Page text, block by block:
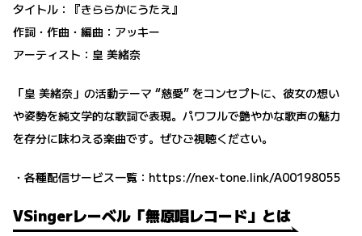
タイトル：『きららかにうたえ』
作詞・作曲・編曲：アッキー
アーティスト：皇 美緒奈
「皇 美緒奈」の活動テーマ “慈愛” をコンセプトに、彼女の想い
や姿勢を純文学的な歌詞で表現。パワフルで艶やかな歌声の魅力
を存分に味わえる楽曲です。ぜひご視聴ください。
・各種配信サービス一覧： https://nex-tone.link/A00198055
VSingerレーベル「無原唱レコード」とは